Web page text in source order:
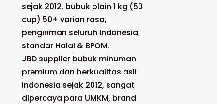
sejak 2012, bubuk plain 1 kg (50
cup) 50+ varian rasa,
pengiriman seluruh Indonesia,
standar Halal & BPOM.
JBD supplier bubuk minuman
premium dan berkualitas asli
Indonesia sejak 2012, sangat
dipercaya para UMKM, brand